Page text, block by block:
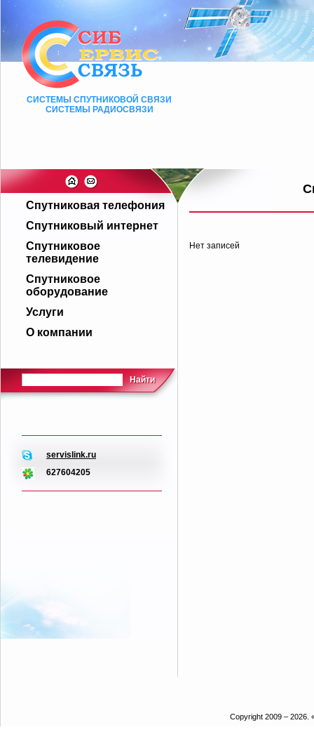
СИСТЕМЫ СПУТНИКОВОЙ СВЯЗИ
СИСТЕМЫ РАДИОСВЯЗИ
Спутниковая телефония
Спутниковый интернет
Спутниковое
телевидение
Спутниковое
оборудование
Услуги
О компании
Найти
servislink.ru
627604205
Нет записей
Copyright 2009 –